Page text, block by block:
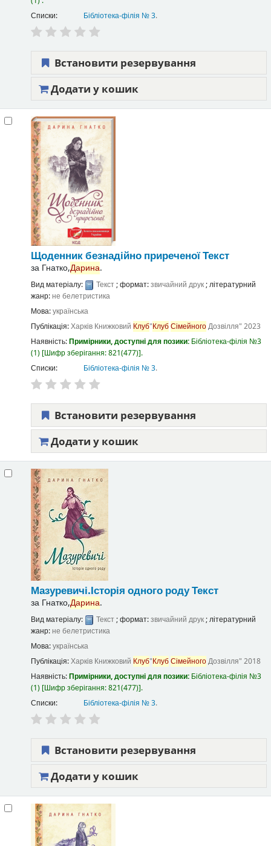
Списки:
Бібліотека-філія № 3.
Встановити резервування
Додати у кошик
Щоденник безнадійно приреченоїТекст
за Гнатко,Дарина.
Вид матеріалу: Текст; формат:звичайний друк; літературний
жанр:не белетристика
Мова:українська
Публікація:Харків Книжковий Клуб"КлубСімейногоДозвілля" 2023
Наявність:Примірники, доступні для позики: Бібліотека-філія №3
(1) Шифр зберігання:821(477) .
Списки:
Бібліотека-філія № 3.
Встановити резервування
Додати у кошик
Мазуревичі.Історія одного родуТекст
за Гнатко,Дарина.
Вид матеріалу: Текст; формат:звичайний друк; літературний
жанр: не белетристика
Мова:українська
Публікація:Харків Книжковий Клуб"КлубСімейногоДозвілля" 2018
Наявність:Примірники, доступні для позики: Бібліотека-філія №3
(1) Шифр зберігання:821(477) .
Списки:
Бібліотека-філія № 3.
Встановити резервування
Додати у кошик